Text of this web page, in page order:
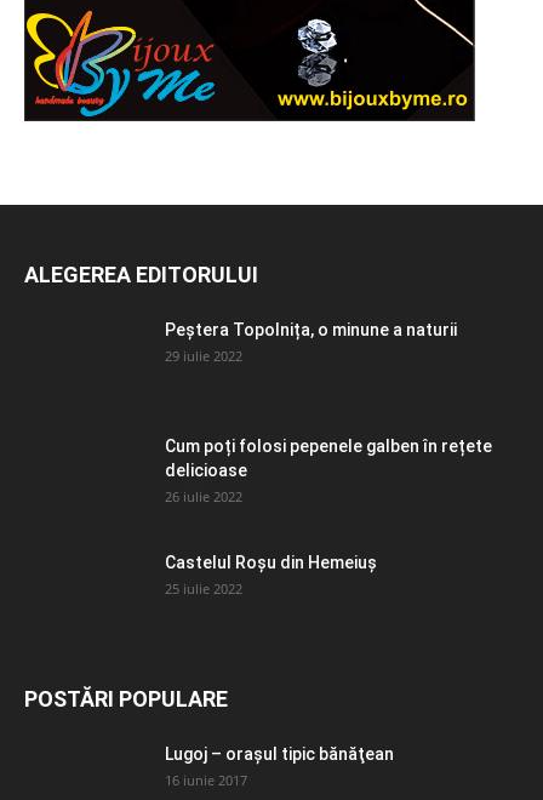
ALEGEREA EDITORULUI
Peștera Topolnița, o minune a naturii
29 iulie 2022
Cum poți folosi pepenele galben în rețete
delicioase
26 iulie 2022
Castelul Roșu din Hemeiuș
25 iulie 2022
POSTĂRI POPULARE
Lugoj – orașul tipic bănăţean
16 iunie 2017